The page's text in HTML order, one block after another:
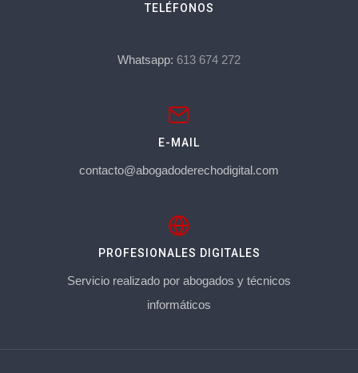
TELÉFONOS
Whatsapp: 613 674 272
E-MAIL
contacto@abogadoderechodigital.com
PROFESIONALES DIGITALES
Servicio realizado por abogados y técnicos
informáticos